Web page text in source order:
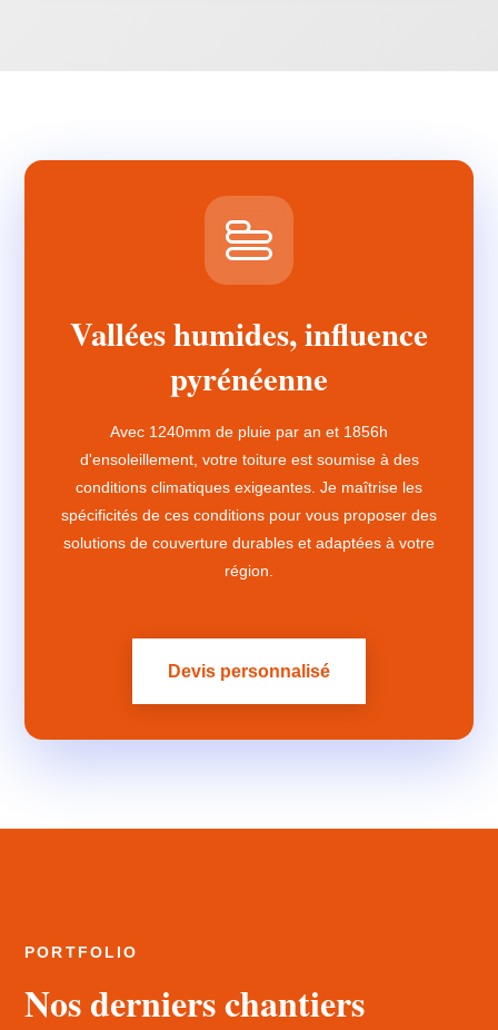
Vallées humides, influence
pyrénéenne
Avec 1240mm de pluie par an et 1856h
d'ensoleillement, votre toiture est soumise à des
conditions climatiques exigeantes. Je maîtrise les
spécificités de ces conditions pour vous proposer des
solutions de couverture durables et adaptées à votre
région.
Devis personnalisé
PORTFOLIO
Nos derniers chantiers